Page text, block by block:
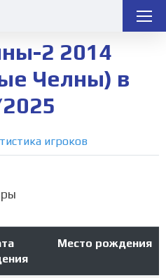
2 2014
Челны) в
игроков
Место рождения